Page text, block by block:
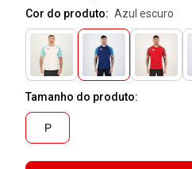
Cor do produto: azul escuro
Tamanho do produto:
P